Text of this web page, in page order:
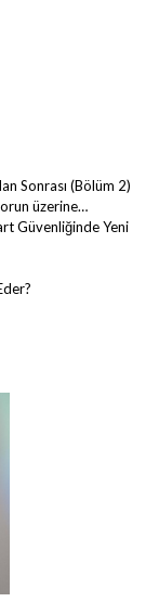
Sonrası (Bölüm 2)
üzerine…
Güvenliğinde Yeni